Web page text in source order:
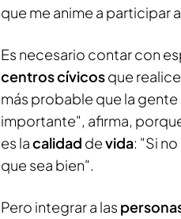
que me anime a participar
Es necesario contar con
centros cívicosque
más probable que la
importante", afirma,
es lacalidad devida: "Si
que sea bien".
Pero integrar a las